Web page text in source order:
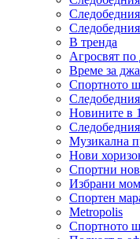
В тренда
Агросвят
Време за
Спортното
Новините в
Музикална
Нови
Спортни
Избрани
Спортен
Metropolis
Спортното